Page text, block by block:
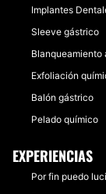
Implantes
Sleeve gástrico
Blanqueamiento
Exfoliación
Balón gástrico
Pelado químico
EXPERIENCIAS
Por fin puedo